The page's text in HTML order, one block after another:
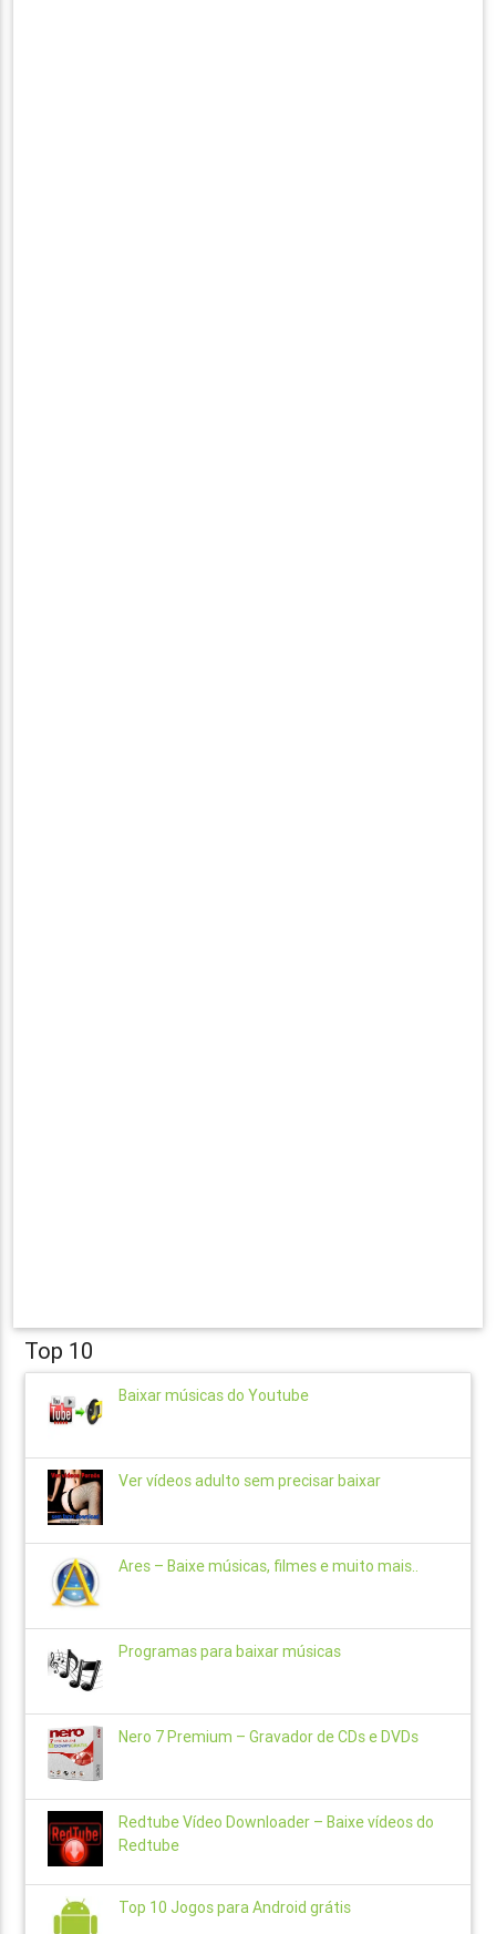
Top 10
Baixar músicas do Youtube
Ver vídeos adulto sem precisar baixar
Ares – Baixe músicas, filmes e muito mais..
Programas para baixar músicas
Nero 7 Premium – Gravador de CDs e DVDs
Redtube Vídeo Downloader – Baixe vídeos do
Redtube
Top 10 Jogos para Android grátis